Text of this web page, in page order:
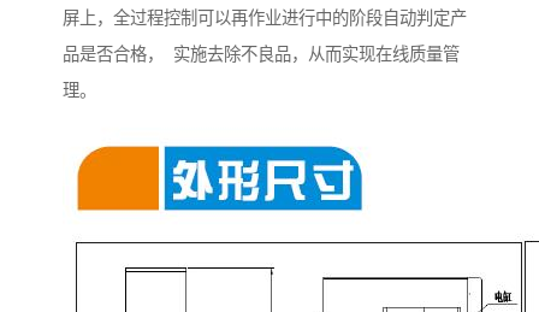
屏上，全过程控制可以再作业进行中的阶段自动判定产
品是否合格， 实施去除不良品，从而实现在线质量管
理。